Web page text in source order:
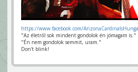
https://www.facebook.com/
"Az életről sok mindent gondolok én jómagam is."
"Én nem gondolok semmit, uram."
Don't blink!